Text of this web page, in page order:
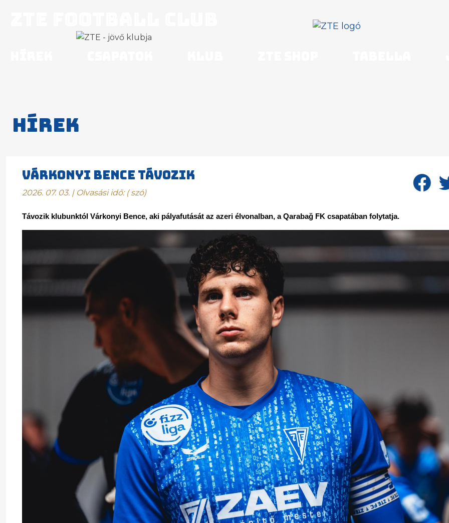
Hírek
VÁRKONYI BENCE TÁVOZIK
2026. 07. 03. | Olvasási idő: (szó)
Távozik klubunktól Várkonyi Bence, aki pályafutását az azeri élvonalban, a Qarabağ FK csapatában folytatja.